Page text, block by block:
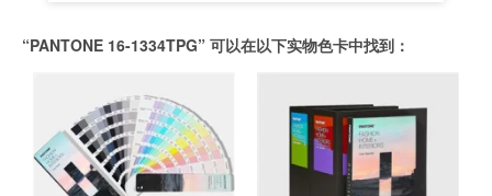
“PANTONE 16-1334TPG” 可以在以下实物色卡中找到：